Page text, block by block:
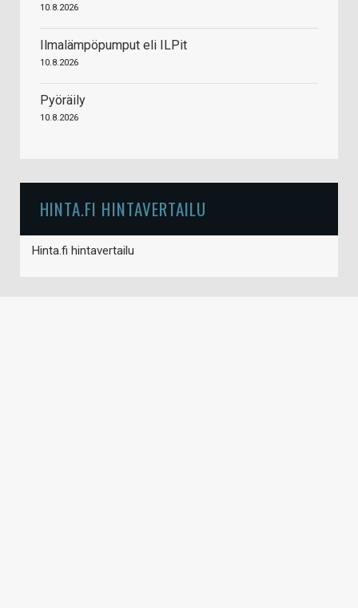
10.8.2026
Ilmalämpöpumput eli ILPit
10.8.2026
Pyöräily
10.8.2026
HINTA.FI HINTAVERTAILU
Hinta.fi hintavertailu